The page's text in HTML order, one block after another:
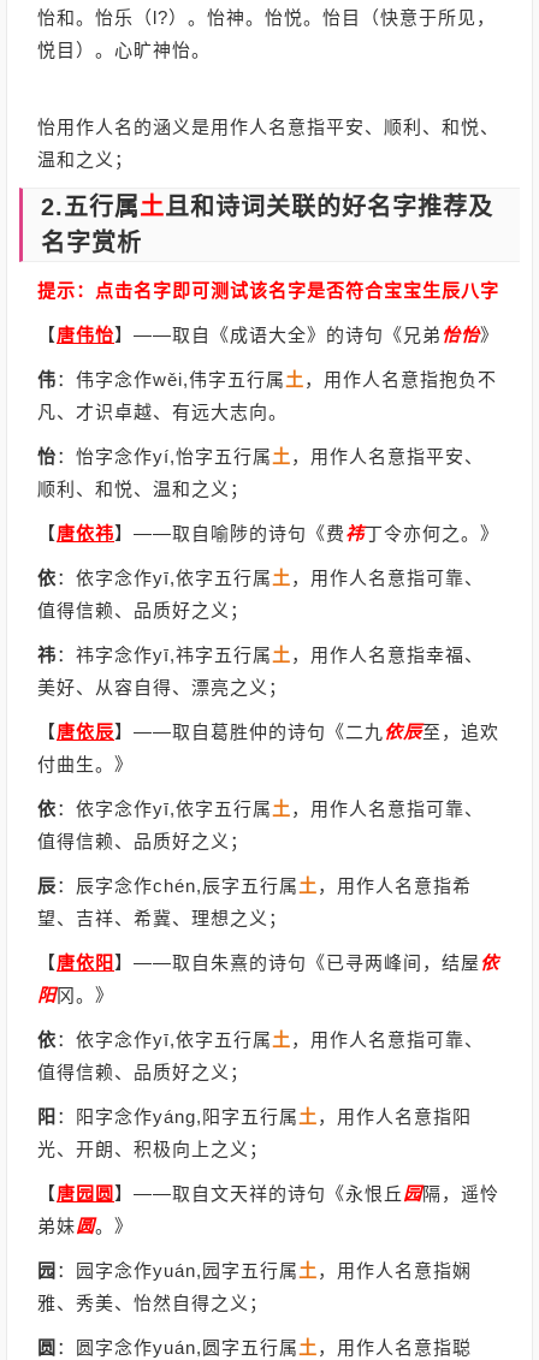
怡和。怡乐（l?）。怡神。怡悦。怡目（快意于所见，
悦目）。心旷神怡。
怡用作人名的涵义是用作人名意指平安、顺利、和悦、
温和之义；
2.五行属土且和诗词关联的好名字推荐及
名字赏析
提示：点击名字即可测试该名字是否符合宝宝生辰八字
【唐伟怡】 ——取自《成语大全》的诗句《兄弟 怡怡》
伟：伟字念作wěi,伟字五行属土 ，用作人名意指抱负不
凡、才识卓越、有远大志向。
怡：怡字念作yí,怡字五行属土 ，用作人名意指平安、
顺利、和悦、温和之义；
【唐依祎】 ——取自喻陟的诗句《费祎丁令亦何之。》
依：依字念作yī,依字五行属土 ，用作人名意指可靠、
值得信赖、品质好之义；
祎：祎字念作yī,祎字五行属土 ，用作人名意指幸福、
美好、从容自得、漂亮之义；
【唐依辰】 ——取自葛胜仲的诗句《二九依辰至，追欢
付曲生。》
依：依字念作yī,依字五行属土 ，用作人名意指可靠、
值得信赖、品质好之义；
辰：辰字念作chén,辰字五行属土 ，用作人名意指希
望、吉祥、希冀、理想之义；
【唐依阳 】 ——取自朱熹的诗句《已寻两峰间，结屋 依
阳冈。》
依：依字念作yī,依字五行属土 ，用作人名意指可靠、
值得信赖、品质好之义；
阳 ：阳字念作yáng,阳字五行属土 ，用作人名意指阳
光、开朗、积极向上之义；
【唐园圆 】 ——取自文天祥的诗句《永恨丘园隔，遥怜
弟妹圆。》
园 ：园字念作yuán,园字五行属土 ，用作人名意指娴
雅、秀美、怡然自得之义；
圆 ：圆字念作yuán,圆字五行属土 ，用作人名意指聪